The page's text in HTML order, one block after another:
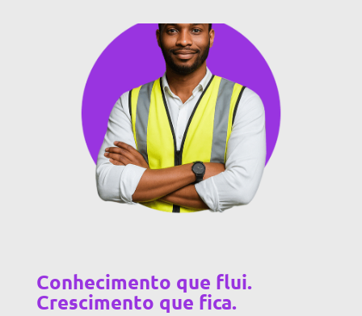
Conhecimento que flui.
Crescimento que fica.